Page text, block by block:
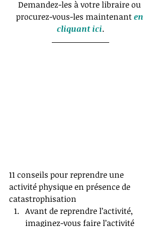
Demandez-les à votre libraire ou
procurez-vous-les maintenant en
cliquant ici.
11 conseils pour reprendre une
activité physique en présence de
catastrophisation
​Avant de reprendre l’activité,
imaginez-vous faire l’activité